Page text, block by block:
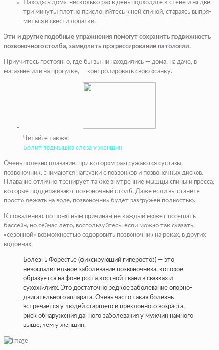
Находясь дома, несколь­ко раз в день подходите к стене и на две-
три минуты плотно прислоняйтесь к ней спиной, стараясь выпря­
миться и свести лопатки.
Эти и другие подобные упражнения помогут со­хранить подвижность
по­звоночного столба, замед­лить прогрессирование патологии.
Приучитесь постоянно, где бы вы ни находились — дома, на даче, в
магазине или на прогулке, — контро­лировать свою осанку.
Читайте также:
Болит подмышка слева у женщин
Очень полезно плавание, при котором разгружаются суставы,
позвоночник, сни­маются нагрузки с позвон­ков и позвоночных дисков.
Плавание отлично трениру­ет также внутренние мыш­цы спины и пресса,
которые поддерживают позвоноч­ный столб. Даже если вы станете
просто лежать на воде, позвоночник будет разгружен полностью.
К сожалению, по понят­ным причинам не каждый может посещать
бассейн, но сейчас лето, восполь­зуйтесь, если можно так сказать,
«сезонной» воз­можностью оздоровить по­звоночник на реках, в дру­гих
водоемах.
Болезнь Форестье (фиксирующий гиперостоз) — это
невоспалительное заболевание позвоночника, которое
образуется на фоне роста костной ткани в связках и
сухожилиях. Это достаточно редкое заболевание опорно-
двигательного аппарата. Очень часто такая болезнь
встречается у людей старшего и преклонного возраста,
риск обнаружения данного заболевания у мужчин намного
выше, чем у женщин.